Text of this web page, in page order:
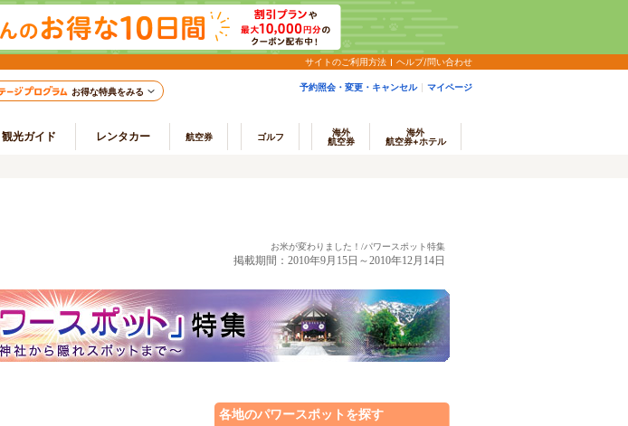
サイトのご利用方法 ヘルプ/問い合わせ
お得な特典をみる 予約照会・変更・キャンセル マイページ
観光ガイド レンタカー 航空券 ゴルフ
海外
航空券
海外
航空券+ホテル
お米が変わりました！/パワースポット特集
掲載期間：2010年9月15日～2010年12月14日
各地のパワースポットを探す